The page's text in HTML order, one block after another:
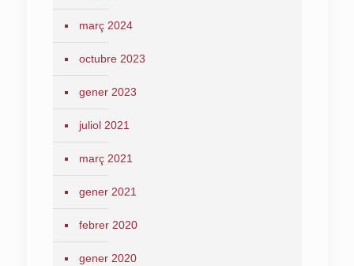
març 2024
octubre 2023
gener 2023
juliol 2021
març 2021
gener 2021
febrer 2020
gener 2020